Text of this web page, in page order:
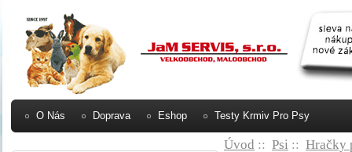
O Nás Doprava Eshop Testy Krmiv Pro Psy
Úvod :: Psi :: Hračky